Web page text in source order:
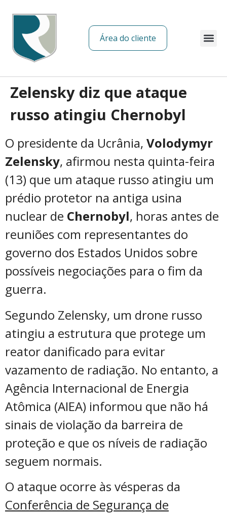
Área do cliente
Zelensky diz que ataque
russo atingiu Chernobyl
O presidente da Ucrânia, Volodymyr
Zelensky, afirmou nesta quinta-feira
(13) que um ataque russo atingiu um
prédio protetor na antiga usina
nuclear de Chernobyl, horas antes de
reuniões com representantes do
governo dos Estados Unidos sobre
possíveis negociações para o fim da
guerra.
Segundo Zelensky, um drone russo
atingiu a estrutura que protege um
reator danificado para evitar
vazamento de radiação. No entanto, a
Agência Internacional de Energia
Atômica (AIEA) informou que não há
sinais de violação da barreira de
proteção e que os níveis de radiação
seguem normais.
O ataque ocorre às vésperas da
Conferência de Segurança de